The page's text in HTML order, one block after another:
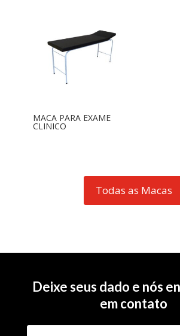
MACA PARA EXAME
CLINICO
Todas as Macas
Deixe seus dado e nós
em contato